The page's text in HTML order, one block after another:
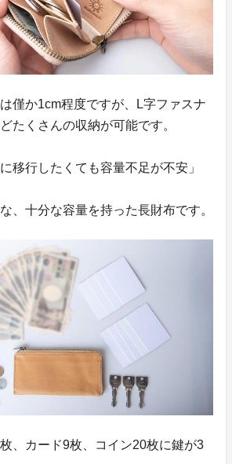
僅か1cm程度ですが、L字ファスナ
たくさんの収納が可能です。
移行したくても容量不足が不安」
、十分な容量を持った長財布です。
、カード9枚、コイン20枚に鍵が3